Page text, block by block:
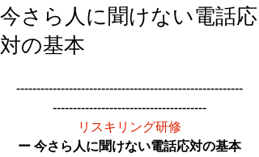
今さら人に聞けない電話応
対の基本
--------------------------------------------------------
--------------------------------------
リスキリング研修
ー 今さら人に聞けない電話応対の基本